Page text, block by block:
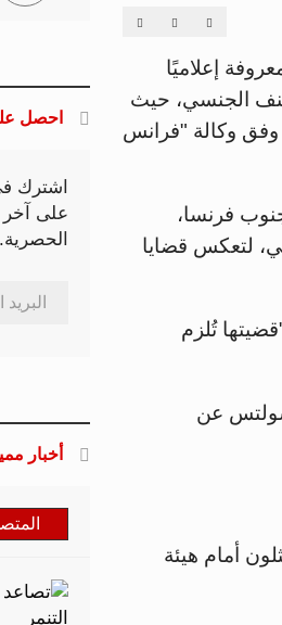
إعلاميًا
الجنسي، حيث
أمام هيئة المحلفين، وفق وكالة "فرانس
فرنسا،
لتعكس قضايا
تُلزم
شولتس عن
ولكن 13 متهمًا فقط سيمثلون أمام هيئة
احصل
اشترك
على آخر
الحصرية.
أخبار